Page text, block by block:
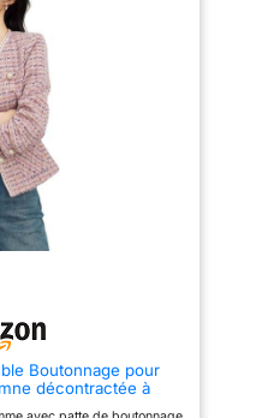
Un blazer indispensable pour la
Occasions : le blazer en
mélange de laine pour homme
est idéal pour le quotidien, un
mariage, des fiançailles, une
fête, le travail, un rendez-vous
galant, des dîners de famille,
l'église, un entretien, etc. Taille :
veuillez vous référer à notre
tableau des tailles avant de
passer commande (pas le
tableau des tailles d’Amazon).
Boutonnage pour
décontractée à